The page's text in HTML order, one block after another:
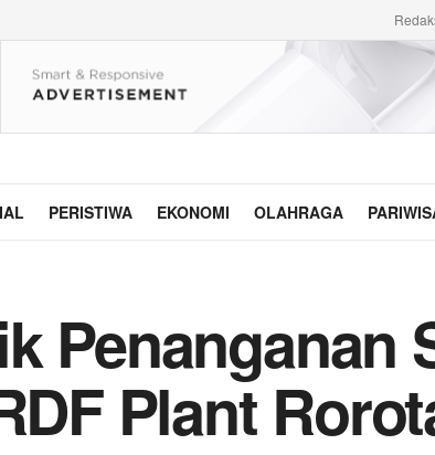
PERISTIWA EKONOMI OLAHRAGA
Penanganan
Plant